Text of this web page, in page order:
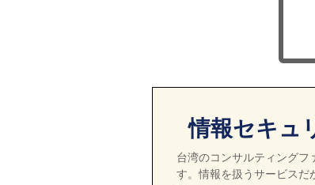
情報セキュ
台湾のコンサルティング
す。情報を扱うサービスだ